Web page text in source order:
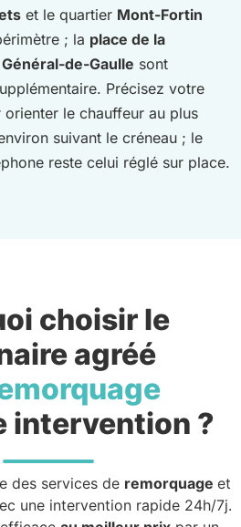
et le quartier Mont-Fortin
; la place de la
de-Gaulle sont
Précisez votre
orienter le chauffeur au plus
suivant le créneau ; le
reste celui réglé sur place.
choisir le
agréé
intervention ?
des services de remorquage et
une intervention rapide 24h/7j.